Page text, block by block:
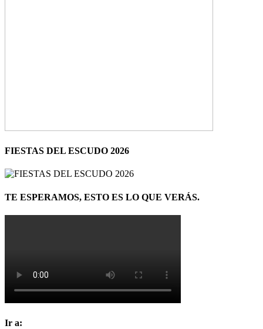
FIESTAS DEL ESCUDO 2026
TE ESPERAMOS, ESTO ES LO QUE VERÁS.
Ir a: